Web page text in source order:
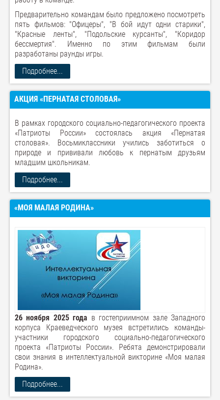
Предварительно командам было предложено посмотреть
пять фильмов: "Офицеры", "В бой идут одни старики",
"Красные ленты", "Подольские курсанты", "Коридор
бессмертия". Именно по этим фильмам были
разработаны раунды игры.
Подробнее...
АКЦИЯ «ПЕРНАТАЯ СТОЛОВАЯ»
В рамках городского социально-педагогического проекта
«Патриоты России» состоялась акция «Пернатая
столовая». Восьмиклассники учились заботиться о
природе и прививали любовь к пернатым друзьям
младшим школьникам.
Подробнее...
«МОЯ МАЛАЯ РОДИНА»
26 ноября 2025 года в гостеприимном зале Западного
корпуса Краеведческого музея встретились команды-
участники городского социально-педагогического
проекта «Патриоты России». Ребята демонстрировали
свои знания в интеллектуальной викторине «Моя малая
Родина».
Подробнее...